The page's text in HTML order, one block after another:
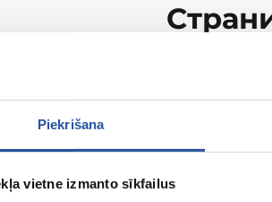
Piekrišana
vietne izmanto sīkfailus